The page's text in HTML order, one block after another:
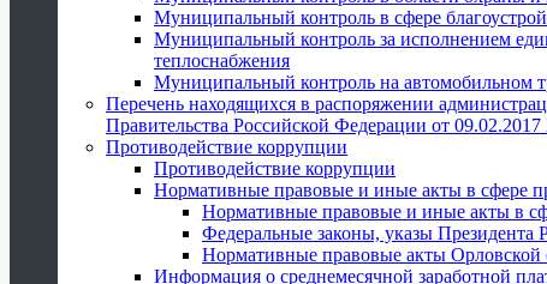
Муниципальный контроль в сфере
Муниципальный контроль за исполнением
теплоснабжения
Муниципальный контроль на автомобильном
Перечень находящихся в распоряжении
Правительства Российской Федерации от
Противодействие коррупции
Противодействие коррупции
Нормативные правовые и иные акты в сфере
Нормативные правовые и иные акты в
Федеральные законы, указы
Нормативные правовые акты
Информация о среднемесячной заработной